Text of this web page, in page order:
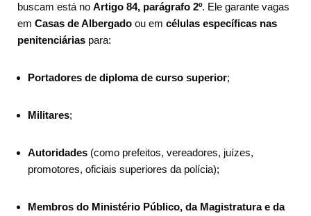
buscam está no Artigo 84, parágrafo 2º. Ele garante vagas
em Casas de Albergado ou em células específicas nas
penitenciárias para:
Portadores de diploma de curso superior;
Militares;
Autoridades (como prefeitos, vereadores, juízes,
promotores, oficiais superiores da polícia);
Membros do Ministério Público, da Magistratura e da